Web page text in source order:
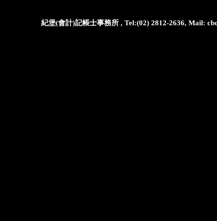
紀堡(會計)記帳士事務所 , Tel:(02) 2812-2636, Mail: